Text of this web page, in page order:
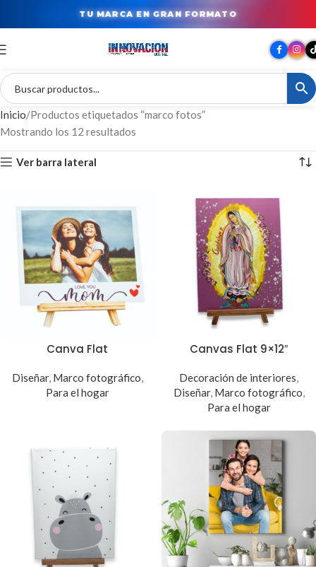
TU MARCA EN GRAN FORMATO
Inicio Productos etiquetados “marco fotos”
Mostrando los 12 resultados
Ver barra lateral
Canva Flat
Diseñar, Marco fotográfico,
Para el hogar
Canvas Flat 9×12″
Decoración de interiores,
Diseñar, Marco fotográfico,
Para el hogar